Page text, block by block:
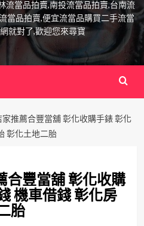
流當品拍賣,南投流當品拍賣,台南流
當品拍賣,便宜流當品購買二手流當
就對了,歡迎您來尋寶
推薦合豐當舖 彰化收購手錶 彰化
彰化土地二胎
合豐當舖 彰化收購
機車借錢 彰化房
胎